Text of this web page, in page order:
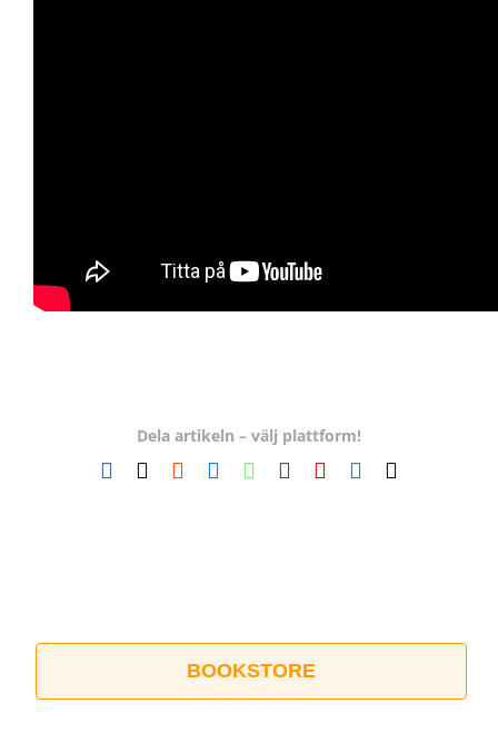
Dela artikeln – välj plattform!
Facebook RedditLinkedInWhatsApp
TumblrPinterest
Vk
BOOKSTORE